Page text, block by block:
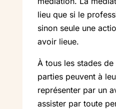
lieu que si le
sinon seule une
avoir lieue.
À tous les stades
parties peuvent à
représenter par un
assister par toute